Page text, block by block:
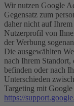
Wir nutzen Google
Gegensatz zum
daher nicht auf
Nutzerprofil von
der Werbung
Die ausgewählten
nach Ihrem Standort,
befinden oder nach
Unterschieden
Targeting mit
https://